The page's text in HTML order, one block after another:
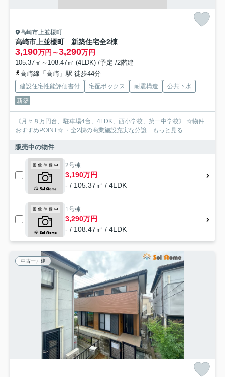
高崎市上並榎町
高崎市上並榎町 新築住宅全2棟
3,190万円～3,290万円
105.37㎡～108.47㎡ (4LDK) /予定 /2階建
高崎線「高崎」駅 徒歩44分
建設住宅性能評価書付 宅配ボックス 耐震構造
公共下水
新築
《月々８万円台、駐車場4台、4LDK、西小学校、第一中学校》 ☆物件
おすすめPOINT☆ ・全2棟の商業施設充実な分譲...
もっと見る
販売中の物件
2号棟
3,190万円
- / 105.37㎡ / 4LDK
1号棟
3,290万円
- / 108.47㎡ / 4LDK
中古一戸建